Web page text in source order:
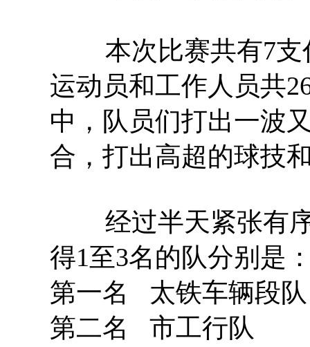
本次比赛共有7支
运动员和工作人员共
中，队员们打出一波
合，打出高超的球技
经过半天紧张有序
得1至3名的队分别是
第一名 太铁车辆段队
第二名 市工行队